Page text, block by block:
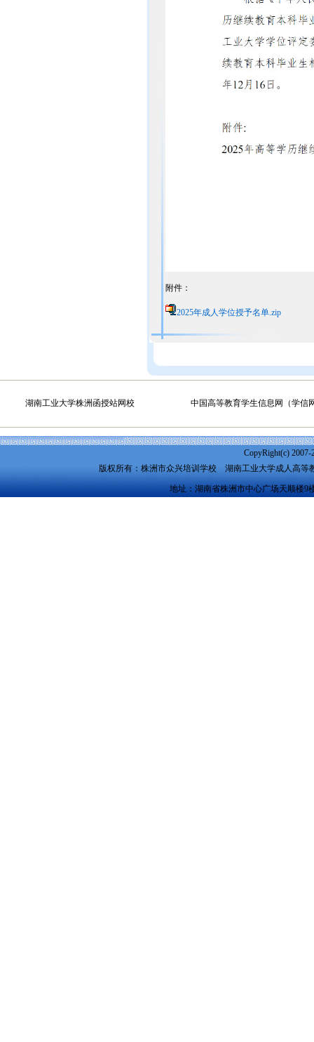
附件：
2025年成人学位授予名单.zip
湖南工业大学株洲函授站网校 中国高等教育学生信息网（学信
CopyRight(c)
版权所有：株洲市众兴培训学校 湖南工业大学成人高等
地址：湖南省株洲市中心广场天顺楼